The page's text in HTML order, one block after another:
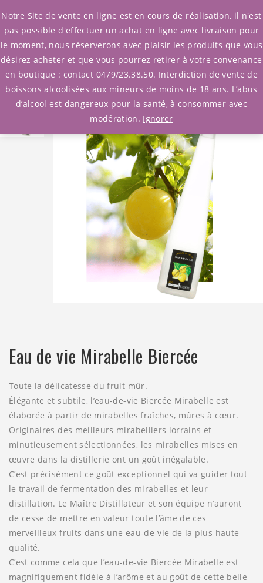
0
Accueil/eau de vie et liqueur
/ Eau de vie Mirabelle Biercée
Eau de vie Mirabelle Biercée
Toute la délicatesse du fruit mûr.
Élégante et subtile, l’eau-de-vie Biercée Mirabelle est
élaborée à partir de mirabelles fraîches, mûres à cœur.
Originaires des meilleurs mirabelliers lorrains et
minutieusement sélectionnées, les mirabelles mises en
œuvre dans la distillerie ont un goût inégalable.
C’est précisément ce goût exceptionnel qui va guider tout
le travail de fermentation des mirabelles et leur
distillation. Le Maître Distillateur et son équipe n’auront
de cesse de mettre en valeur toute l’âme de ces
merveilleux fruits dans une eau-de-vie de la plus haute
qualité.
C’est comme cela que l’eau-de-vie Biercée Mirabelle est
magnifiquement fidèle à l’arôme et au goût de cette belle
Notre Site de vente en ligne est en cours de réalisation, il n'est
pas possible d'effectuer un achat en ligne avec livraison pour
le moment, nous réserverons avec plaisir les produits que vous
désirez acheter et que vous pourrez retirer à votre convenance
en boutique : contact 0479/23.38.50. Interdiction de vente de
boissons alcoolisées aux mineurs de moins de 18 ans. L’abus
d’alcool est dangereux pour la santé, à consommer avec
modération. Ignorer